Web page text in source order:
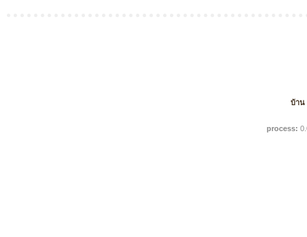
บ้าน
process: